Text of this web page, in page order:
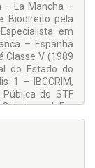
regalo a todos
o, é,
que muito
atores das
da Segurança
ao
e ser
– La Mancha –
Biodireito pela
em
– Espanha
Classe V (1989
do Estado do
1 – IBCCRIM,
do STF
Ex-
(COPEN)
do Paraná
Programa de